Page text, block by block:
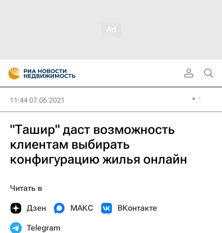
11:44 07.06.2021
"Ташир" даст возможность
клиентам выбирать
конфигурацию жилья онлайн
Читать в
Дзен МАКС ВКонтакте
Telegram